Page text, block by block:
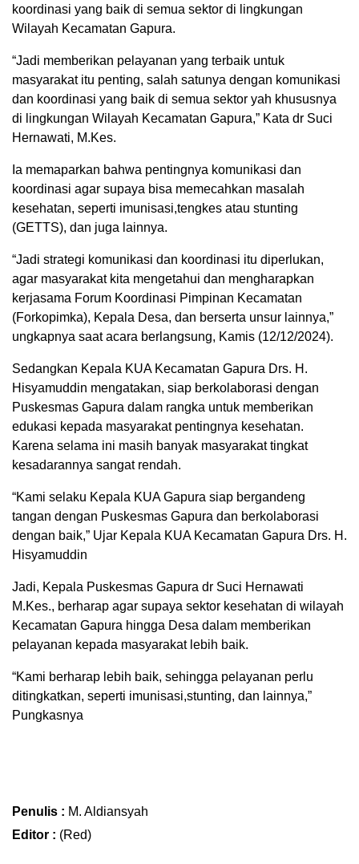
koordinasi yang baik di semua sektor di lingkungan
Wilayah Kecamatan Gapura.
“Jadi memberikan pelayanan yang terbaik untuk
masyarakat itu penting, salah satunya dengan komunikasi
dan koordinasi yang baik di semua sektor yah khususnya
di lingkungan Wilayah Kecamatan Gapura,” Kata dr Suci
Hernawati, M.Kes.
Ia memaparkan bahwa pentingnya komunikasi dan
koordinasi agar supaya bisa memecahkan masalah
kesehatan, seperti imunisasi,tengkes atau stunting
(GETTS), dan juga lainnya.
“Jadi strategi komunikasi dan koordinasi itu diperlukan,
agar masyarakat kita mengetahui dan mengharapkan
kerjasama Forum Koordinasi Pimpinan Kecamatan
(Forkopimka), Kepala Desa, dan berserta unsur lainnya,”
ungkapnya saat acara berlangsung, Kamis (12/12/2024).
Sedangkan Kepala KUA Kecamatan Gapura Drs. H.
Hisyamuddin mengatakan, siap berkolaborasi dengan
Puskesmas Gapura dalam rangka untuk memberikan
edukasi kepada masyarakat pentingnya kesehatan.
Karena selama ini masih banyak masyarakat tingkat
kesadarannya sangat rendah.
“Kami selaku Kepala KUA Gapura siap bergandeng
tangan dengan Puskesmas Gapura dan berkolaborasi
dengan baik,” Ujar Kepala KUA Kecamatan Gapura Drs. H.
Hisyamuddin
Jadi, Kepala Puskesmas Gapura dr Suci Hernawati
M.Kes., berharap agar supaya sektor kesehatan di wilayah
Kecamatan Gapura hingga Desa dalam memberikan
pelayanan kepada masyarakat lebih baik.
“Kami berharap lebih baik, sehingga pelayanan perlu
ditingkatkan, seperti imunisasi,stunting, dan lainnya,”
Pungkasnya
Penulis : M. Aldiansyah
Editor : (Red)